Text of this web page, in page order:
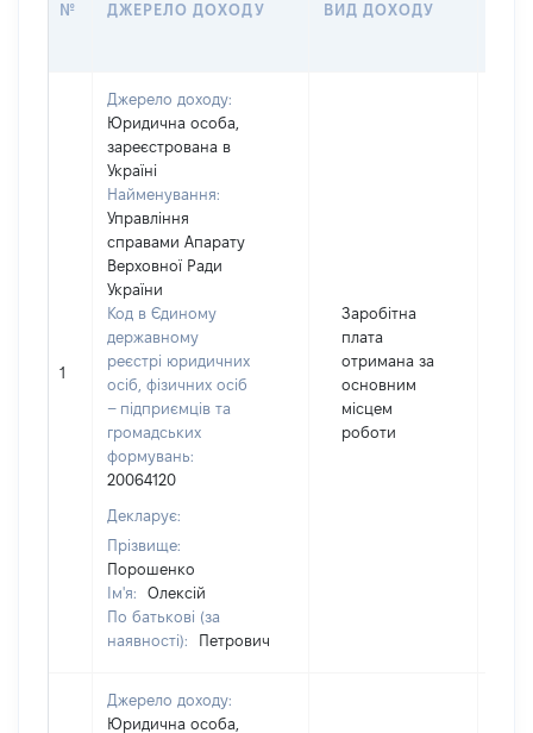
№ ДЖЕРЕЛО ДОХОДУ ВИД ДОХОДУ
1
Джерело доходу:
Юридична особа,
зареєстрована в
Україні
Найменування:
Управління
справами Апарату
Верховної Ради
України
Код в Єдиному
державному
реєстрі юридичних
осіб, фізичних осіб
– підприємців та
громадських
формувань:
20064120
Декларує:
Прізвище:
Порошенко
Ім'я:
Олексій
По батькові (за
наявності):
Петрович
Заробітна
плата
отримана за
основним
місцем
роботи
Джерело доходу:
Юридична особа,